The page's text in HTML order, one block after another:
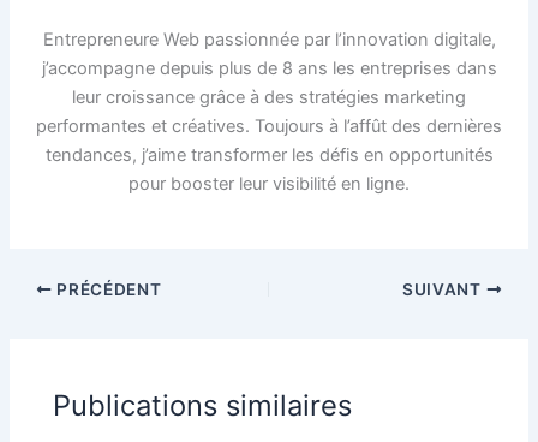
Entrepreneure Web passionnée par l’innovation digitale,
j’accompagne depuis plus de 8 ans les entreprises dans
leur croissance grâce à des stratégies marketing
performantes et créatives. Toujours à l’affût des dernières
tendances, j’aime transformer les défis en opportunités
pour booster leur visibilité en ligne.
PRÉCÉDENT SUIVANT
Publications similaires